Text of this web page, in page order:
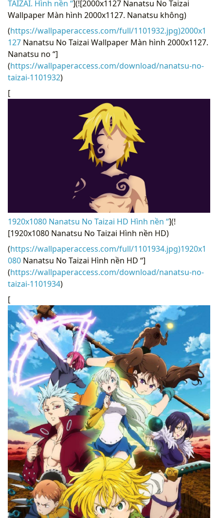
TAIZAI. Hình nền “](![2000x1127 Nanatsu No Taizai
Wallpaper Màn hình 2000x1127. Nanatsu không)
(https://wallpaperaccess.com/full/1101932.jpg)2000x1
127 Nanatsu No Taizai Wallpaper Màn hình 2000x1127.
Nanatsu no “]
(https://wallpaperaccess.com/download/nanatsu-no-
taizai-1101932)
[
1920x1080 Nanatsu No Taizai HD Hình nền “](!
[1920x1080 Nanatsu No Taizai Hình nền HD)
(https://wallpaperaccess.com/full/1101934.jpg)1920x1
080 Nanatsu No Taizai Hình nền HD “]
(https://wallpaperaccess.com/download/nanatsu-no-
taizai-1101934)
[